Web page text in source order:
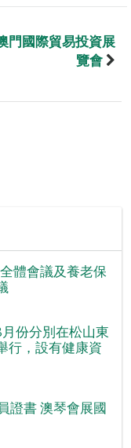
門國際貿易投資展
覽會
體會議及養老保
份分別在松山東
行，設有健康資
證書 澳琴會展國